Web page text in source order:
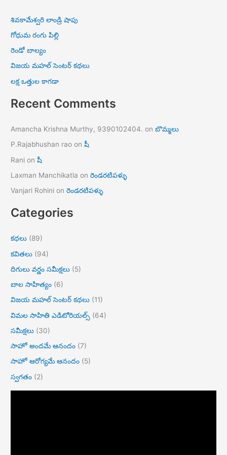
శివకామేశ్వరి లాండ్రి షాపు
గోధుమ రంగు పిల్లి
రెండో బాల్యం
విజయ మహల్ సెంటర్ కథలు
లక్ష ఒత్తుల కాగడా
Recent Comments
Amancha Krishna Murthy, 9390102404. onబొమ్మలు
P.Rajabhushan rao onషీ
Rani onషీ
Laxman Manchikatla onరెండరటిపళ్ళు
Vanjari Rohini onరెండరటిపళ్ళు
Categories
కధలు (89)
కవితలు (94)
దిగులు వర్ణం సమీక్షలు (5)
బాల సాహిత్యం (6)
విజయ మహల్ సెంటర్ కథలు (11)
విమల సాహితి ఎడిటోరియల్స్ (64)
సమీక్షలు (30)
సాహో అందమే ఆనందం (7)
సాహో ఆరోగ్యమే ఆనందం (5)
స్వగతం (2)